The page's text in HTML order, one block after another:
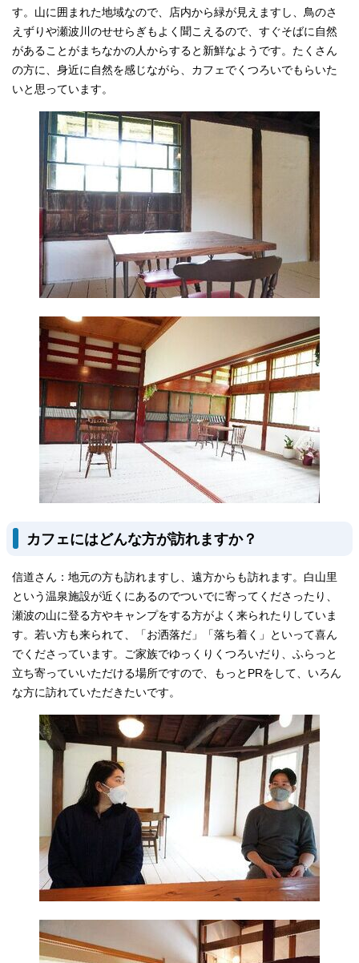
す。山に囲まれた地域なので、店内から緑が見えますし、鳥のさ
えずりや瀬波川のせせらぎもよく聞こえるので、すぐそばに自然
があることがまちなかの人からすると新鮮なようです。たくさん
の方に、身近に自然を感じながら、カフェでくつろいでもらいた
いと思っています。
カフェにはどんな方が訪れますか？
信道さん：地元の方も訪れますし、遠方からも訪れます。白山里
という温泉施設が近くにあるのでついでに寄ってくださったり、
瀬波の山に登る方やキャンプをする方がよく来られたりしていま
す。若い方も来られて、「お洒落だ」「落ち着く」といって喜ん
でくださっています。ご家族でゆっくりくつろいだり、ふらっと
立ち寄っていいただける場所ですので、もっとPRをして、いろん
な方に訪れていただきたいです。